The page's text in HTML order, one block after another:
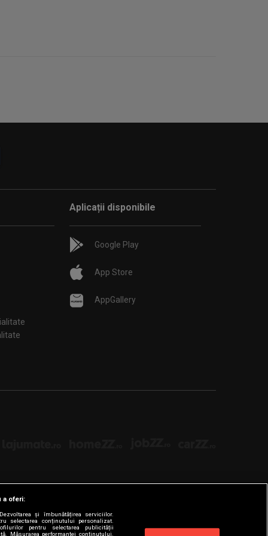
Aplicații disponibile
Google Play
App Store
AppGallery
a oferi:
și îmbunătățirea serviciilor.
selectarea conținutului personalizat.
pentru selectarea publicității
Măsurarea performanței conținutului.